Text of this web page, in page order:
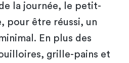
la journée, le petit-
pour être réussi, un
En plus des
grille-pains et